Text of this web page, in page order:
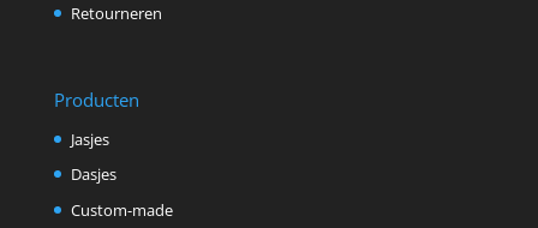
Retourneren
Producten
Jasjes
Dasjes
Custom-made